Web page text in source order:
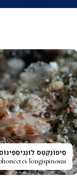
סִיפוֹנֶקְטֶס
longispinosus